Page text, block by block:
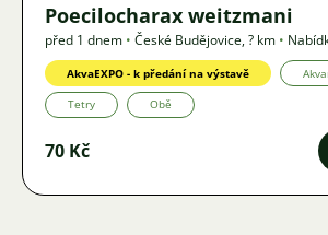
Poecilocharax weitzmani
před 1 dnem • České Budějovice,? km •
AkvaEXPO - k předání na výstavě
Tetry Obě
70 Kč